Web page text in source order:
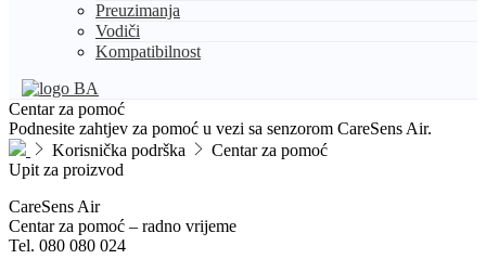
Preuzimanja
Vodiči
Kompatibilnost
BA
Centar za pomoć
Podnesite zahtjev za pomoć u vezi sa senzorom CareSens Air.
Korisnička podrška
Centar za pomoć
Upit za proizvod
CareSens Air
Centar za pomoć – radno vrijeme
Tel. 080 080 024